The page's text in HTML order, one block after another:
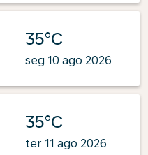
35°C
seg 10 ago 2026
35°C
ter 11 ago 2026